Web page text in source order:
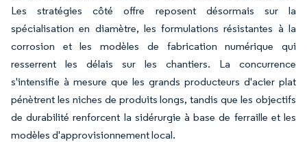
Les stratégies côté offre reposent désormais sur la
spécialisation en diamètre, les formulations résistantes à la
corrosion et les modèles de fabrication numérique qui
resserrent les délais sur les chantiers. La concurrence
s'intensifie à mesure que les grands producteurs d'acier plat
pénètrent les niches de produits longs, tandis que les objectifs
de durabilité renforcent la sidérurgie à base de ferraille et les
modèles d'approvisionnement local.